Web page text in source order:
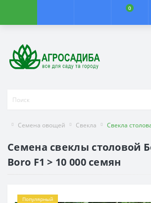
0
Семена овощей Свекла Свекла
Семена свеклы столовой
Boro F1 > 10 000 семян
Популярный